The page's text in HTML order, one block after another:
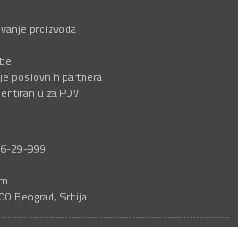
proizvoda
poslovnih partnera
za PDV
29-999
Beograd, Srbija